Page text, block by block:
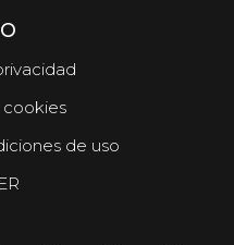
cookies
de uso